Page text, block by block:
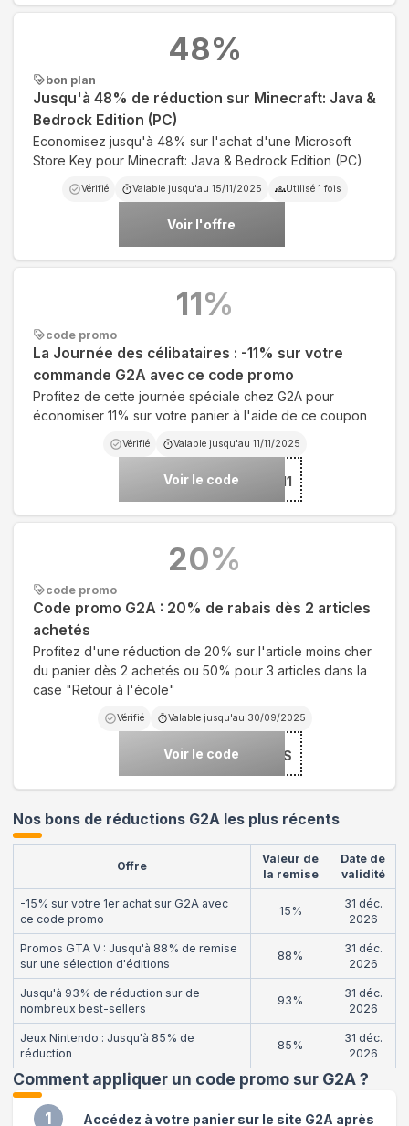
bon plan
Jusqu'à 48% de réduction sur Minecraft: Java &
Bedrock Edition (PC)
Economisez jusqu'à 48% sur l'achat d'une Microsoft
Store Key pour Minecraft: Java & Bedrock Edition (PC)
Vérifié Valable jusqu'au 15/11/2025 Utilisé 1 fois
Voir l'offre
48%
code promo
La Journée des célibataires : -11% sur votre
commande G2A avec ce code promo
Profitez de cette journée spéciale chez G2A pour
économiser 11% sur votre panier à l'aide de ce coupon
Vérifié Valable jusqu'au 11/11/2025
Voir le code
***WSLETTER11
11%
code promo
Code promo G2A : 20% de rabais dès 2 articles
achetés
Profitez d'une réduction de 20% sur l'article moins cher
du panier dès 2 achetés ou 50% pour 3 articles dans la
case "Retour à l'école"
Vérifié Valable jusqu'au 30/09/2025
Voir le code ***BTS
20%
Nos bons de réductions G2A les plus récents
Offre
Valeur de
la remise
Date de
validité
-15% sur votre 1er achat sur G2A avec
ce code promo
15%
31 déc.
2026
Promos GTA V : Jusqu'à 88% de remise
sur une sélection d'éditions
88%
31 déc.
2026
Jusqu'à 93% de réduction sur de
nombreux best-sellers
93%
31 déc.
2026
Jeux Nintendo : Jusqu'à 85% de
réduction
85%
31 déc.
2026
Comment appliquer un code promo sur G2A?
1
Accédez à votre panier sur le site G2A après